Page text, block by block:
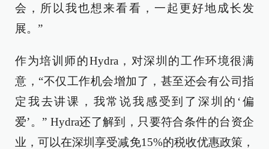
会，所以我也想来看看，一起更好地成长发
展。”
作为培训师的Hydra，对深圳的工作环境很满
意，“不仅工作机会增加了，甚至还会有公司指
定我去讲课，我常说我感受到了深圳的‘偏
爱’。” Hydra还了解到，只要符合条件的台资企
业，可以在深圳享受减免15%的税收优惠政策，